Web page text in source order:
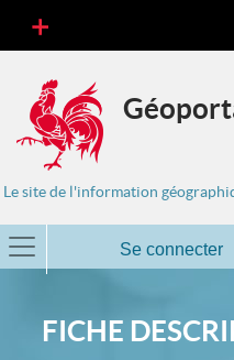
Le site de l'information
Se connecter
FICHE